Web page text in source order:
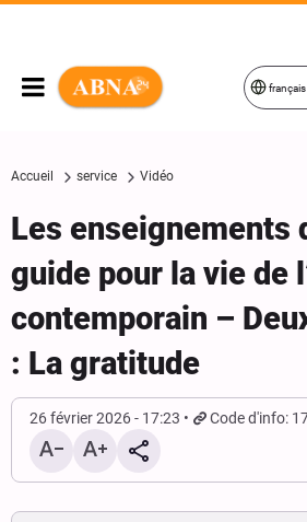
français
Accueil service Vidéo
Les enseignements
guide pour la vie de
contemporain –
: La gratitude
26 février 2026 - 17:23 Code d'info: